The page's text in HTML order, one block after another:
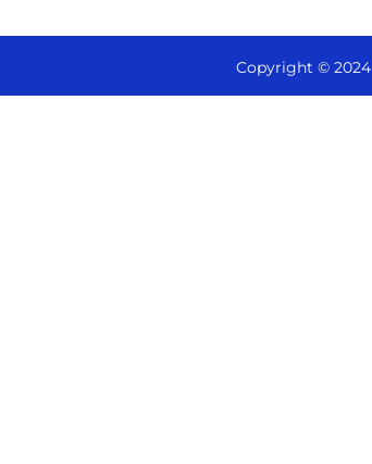
Copyright ©